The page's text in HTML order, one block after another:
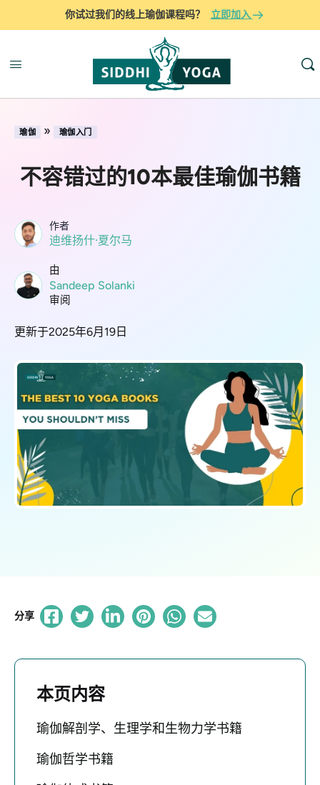
你试过我们的线上瑜伽课程吗？ 立即加入
瑜伽 » 瑜伽入门
不容错过的10本最佳瑜伽书籍
作者
迪维扬什·夏尔马
由
Sandeep Solanki
审阅
更新于2025年6月19日
分享
本页内容
瑜伽解剖学、生理学和生物力学书籍
瑜伽哲学书籍